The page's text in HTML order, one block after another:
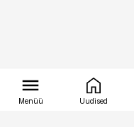
Menüü Uudised